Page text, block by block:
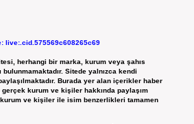
live:.cid.575569c608265c69
herhangi bir marka, kurum veya şahıs
Sitede yalnızca kendi
paylaşılmaktadır. Burada yer alan içerikler haber
kurum ve kişiler hakkında paylaşım
kurum ve kişiler ile isim benzerlikleri tamamen